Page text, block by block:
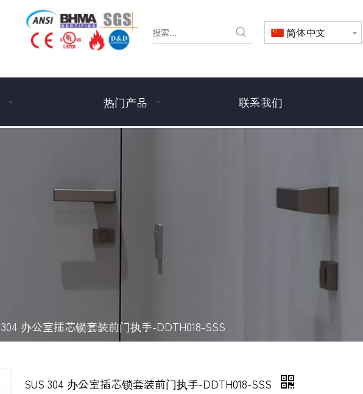
简体中文
热门产品 联系我们
304 办公室插芯锁套装前门执手-DDTH018-SSS
SUS 304 办公室插芯锁套装前门执手-DDTH018-SSS